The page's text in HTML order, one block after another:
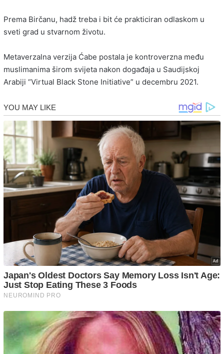
Prema Birčanu, hadž treba i bit će prakticiran odlaskom u
sveti grad u stvarnom životu.
Metaverzalna verzija Ćabe postala je kontroverzna među
muslimanima širom svijeta nakon događaja u Saudijskoj
Arabiji “Virtual Black Stone Initiative” u decembru 2021.